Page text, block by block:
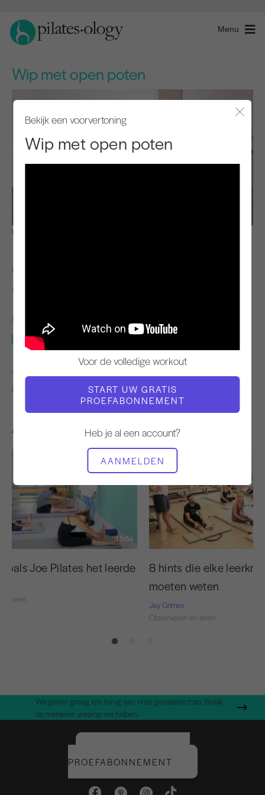
Menu
Wip met open poten
Bekijk een voorvertoning
Wip met open poten
Voor de volledige workout
START UW GRATIS
PROEFABONNEMENT
Heb je al een account?
AANMELDEN
Observeren en leren
LERAAR
Alisa Wyatt
BENODIGDE APPARATUUR
Mat
ZOEK VERGELIJKBARE LESSEN VOOR
Andere workouts die je misschien leuk vindt
15:54
Joe Pilates het leerde
leren
8 hints die elke
moeten weten
Jay Grimes
Observeren en leren
We geven graag iets terug aan onze gemeenschap. Bekijk
de manieren waarop we helpen.
PROEFABONNEMENT